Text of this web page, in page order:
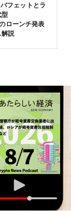
フェットとラ
型
ローンチ発表
説